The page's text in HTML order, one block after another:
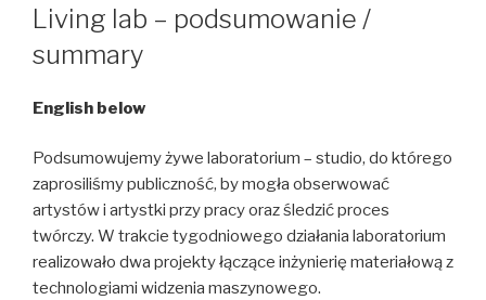
WLiving lab – podsumowanie /
summary
English below
Podsumowujemy żywe laboratorium – studio, do którego
zaprosiliśmy publiczność, by mogła obserwować
artystów i artystki przy pracy oraz śledzić proces
twórczy. W trakcie tygodniowego działania laboratorium
realizowało dwa projekty łączące inżynierię materiałową z
technologiami widzenia maszynowego.